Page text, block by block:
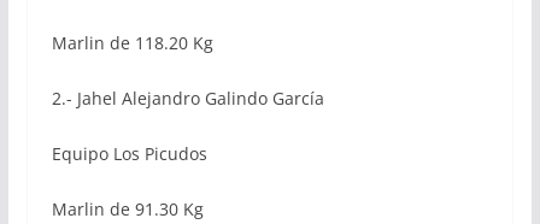
Marlin de 118.20 Kg
2.- Jahel Alejandro Galindo García
Equipo Los Picudos
Marlin de 91.30 Kg